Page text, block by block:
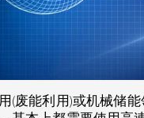
(废能利用)或机械储